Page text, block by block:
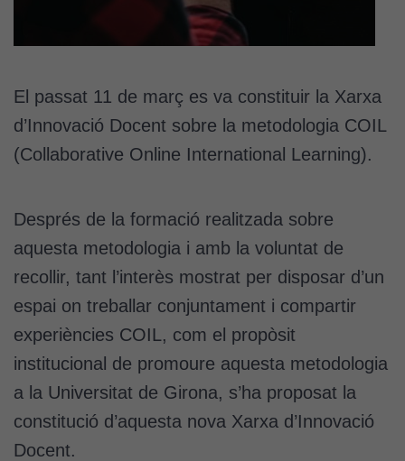
El passat 11 de març es va constituir la Xarxa
d’Innovació Docent sobre la metodologia COIL
(Collaborative Online International Learning).
Després de la formació realitzada sobre
aquesta metodologia i amb la voluntat de
recollir, tant l’interès mostrat per disposar d’un
espai on treballar conjuntament i compartir
experiències COIL, com el propòsit
institucional de promoure aquesta metodologia
a la Universitat de Girona, s’ha proposat la
constitució d’aquesta nova Xarxa d’Innovació
Docent.